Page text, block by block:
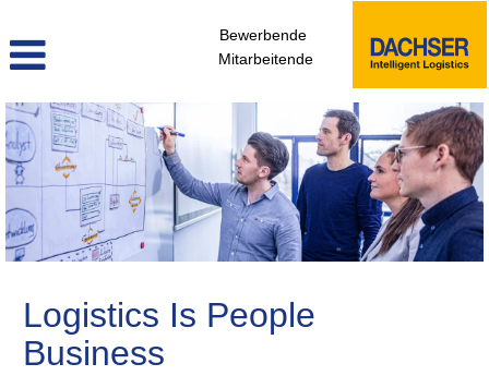
Bewerbende
Mitarbeitende
Personalwesen,
Strategie
&
Transformation
Logistics Is People
Business